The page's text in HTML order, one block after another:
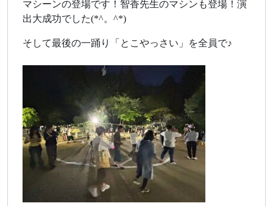
マシーンの登場です！智香先生のマシンも登場！演
出大成功でした(*^。^*)
そして最後の一踊り「とこやっさい」を全員で♪